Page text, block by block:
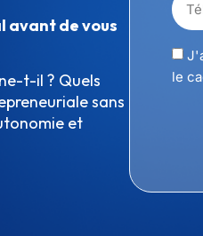
avant de vous
t-il ? Quels
sans
et
le